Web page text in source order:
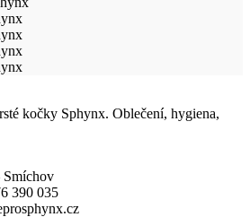
kočky Sphynx. Oblečení, hygiena,
Smíchov
390 035